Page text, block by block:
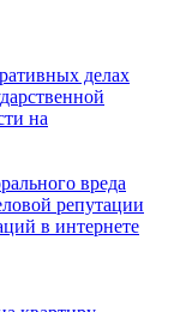
делах
на
вреда
репутации
в интернете